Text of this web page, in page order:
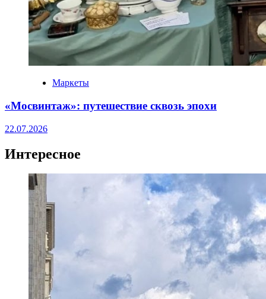
Маркеты
«Мосвинтаж»: путешествие сквозь эпохи
22.07.2026
Интересное